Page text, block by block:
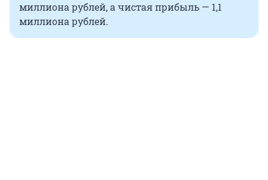
миллиона рублей, а чистая прибыль — 1,1
миллиона рублей.